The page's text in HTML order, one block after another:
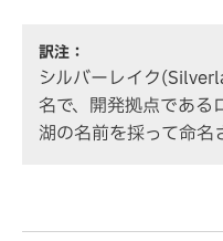
訳注：
シルバーレイク
名で、開発拠点であ
湖の名前を採って命名